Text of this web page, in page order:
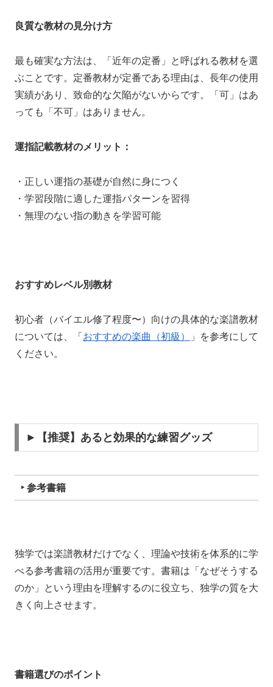
良質な教材の見分け方
最も確実な方法は、「近年の定番」と呼ばれる教材を選
ぶことです。定番教材が定番である理由は、長年の使用
実績があり、致命的な欠陥がないからです。「可」はあ
っても「不可」はありません。
運指記載教材のメリット：
・正しい運指の基礎が自然に身につく
・学習段階に適した運指パターンを習得
・無理のない指の動きを学習可能
おすすめレベル別教材
初心者（バイエル修了程度〜）向けの具体的な楽譜教材
については、「 おすすめの楽曲（初級）
」を参考にして
ください。
►【推奨】あると効果的な練習グッズ
‣ 参考書籍
独学では楽譜教材だけでなく、理論や技術を体系的に学
べる参考書籍の活用が重要です。書籍は「なぜそうする
のか」という理由を理解するのに役立ち、独学の質を大
きく向上させます。
書籍選びのポイント